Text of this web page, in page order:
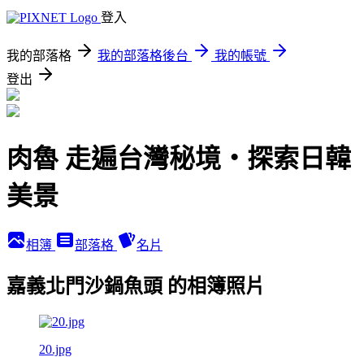
登入
我的部落格 我的部落格後台
我的帳號
登出
肉魯 走遍台灣秘境・探索日韓
美景
相簿 部落格 名片
嘉義北門沙鍋魚頭 的相簿照片
20.jpg